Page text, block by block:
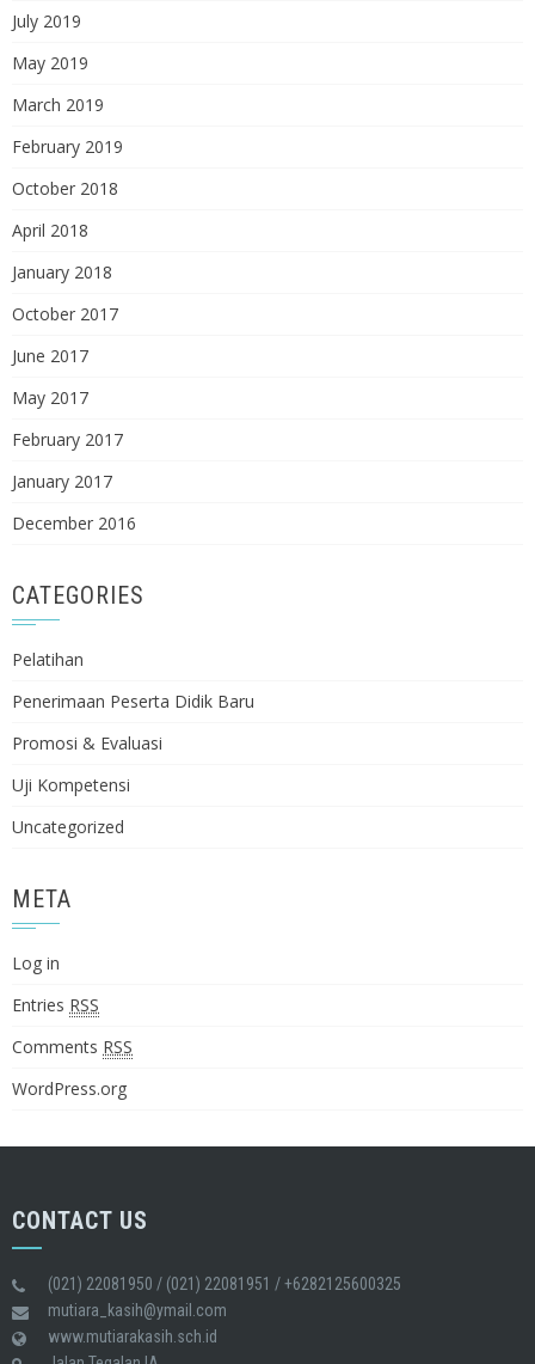
July 2019
May 2019
March 2019
February 2019
October 2018
April 2018
January 2018
October 2017
June 2017
May 2017
February 2017
January 2017
December 2016
CATEGORIES
Pelatihan
Penerimaan Peserta Didik Baru
Promosi & Evaluasi
Uji Kompetensi
Uncategorized
META
Log in
Entries RSS
Comments RSS
WordPress.org
CONTACT US
(021) 22081950 / (021) 22081951 / +6282125600325
mutiara_kasih@ymail.com
www.mutiarakasih.sch.id